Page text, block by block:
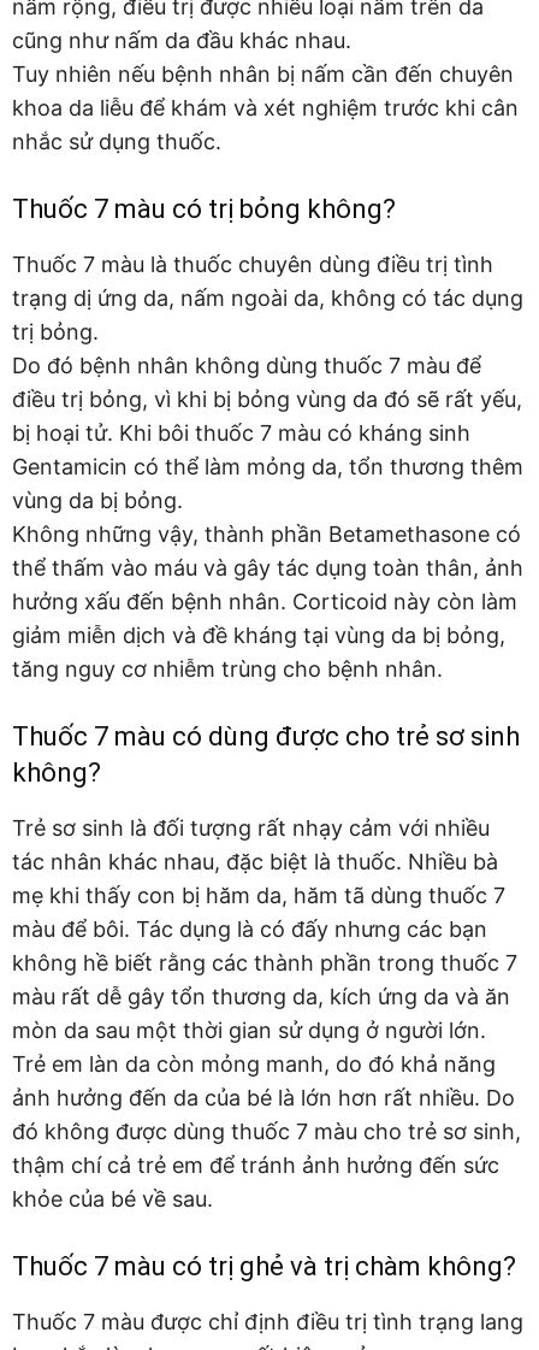
nấm rộng, điều trị được nhiều loại nấm trên da
cũng như nấm da đầu khác nhau.
Tuy nhiên nếu bệnh nhân bị nấm cần đến chuyên
khoa da liễu để khám và xét nghiệm trước khi cân
nhắc sử dụng thuốc.
Thuốc 7 màu có trị bỏng không?
Thuốc 7 màu là thuốc chuyên dùng điều trị tình
trạng dị ứng da, nấm ngoài da, không có tác dụng
trị bỏng.
Do đó bệnh nhân không dùng thuốc 7 màu để
điều trị bỏng, vì khi bị bỏng vùng da đó sẽ rất yếu,
bị hoại tử. Khi bôi thuốc 7 màu có kháng sinh
Gentamicin có thể làm mỏng da, tổn thương thêm
vùng da bị bỏng.
Không những vậy, thành phần Betamethasone có
thể thấm vào máu và gây tác dụng toàn thân, ảnh
hưởng xấu đến bệnh nhân. Corticoid này còn làm
giảm miễn dịch và đề kháng tại vùng da bị bỏng,
tăng nguy cơ nhiễm trùng cho bệnh nhân.
Thuốc 7 màu có dùng được cho trẻ sơ sinh
không?
Trẻ sơ sinh là đối tượng rất nhạy cảm với nhiều
tác nhân khác nhau, đặc biệt là thuốc. Nhiều bà
mẹ khi thấy con bị hăm da, hăm tã dùng thuốc 7
màu để bôi. Tác dụng là có đấy nhưng các bạn
không hề biết rằng các thành phần trong thuốc 7
màu rất dễ gây tổn thương da, kích ứng da và ăn
mòn da sau một thời gian sử dụng ở người lớn.
Trẻ em làn da còn mỏng manh, do đó khả năng
ảnh hưởng đến da của bé là lớn hơn rất nhiều. Do
đó không được dùng thuốc 7 màu cho trẻ sơ sinh,
thậm chí cả trẻ em để tránh ảnh hưởng đến sức
khỏe của bé về sau.
Thuốc 7 màu có trị ghẻ và trị chàm không?
Thuốc 7 màu được chỉ định điều trị tình trạng lang